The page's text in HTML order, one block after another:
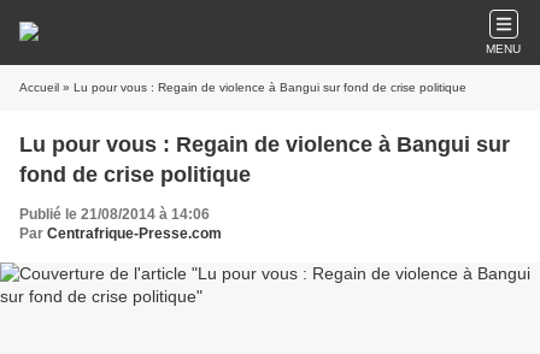
MENU
Accueil » Lu pour vous : Regain de violence à Bangui sur fond de crise politique
Lu pour vous : Regain de violence à Bangui sur
fond de crise politique
Publié le 21/08/2014 à 14:06
Par Centrafrique-Presse.com